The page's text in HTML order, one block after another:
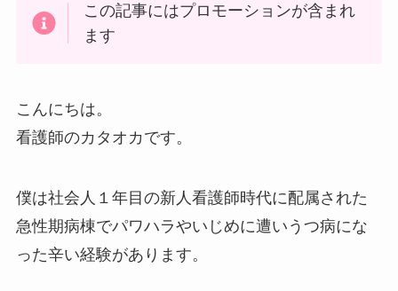
この記事にはプロモーションが含まれ
ます
こんにちは。
看護師のカタオカです。
僕は社会人１年目の新人看護師時代に配属された
急性期病棟でパワハラやいじめに遭いうつ病にな
った辛い経験があります。